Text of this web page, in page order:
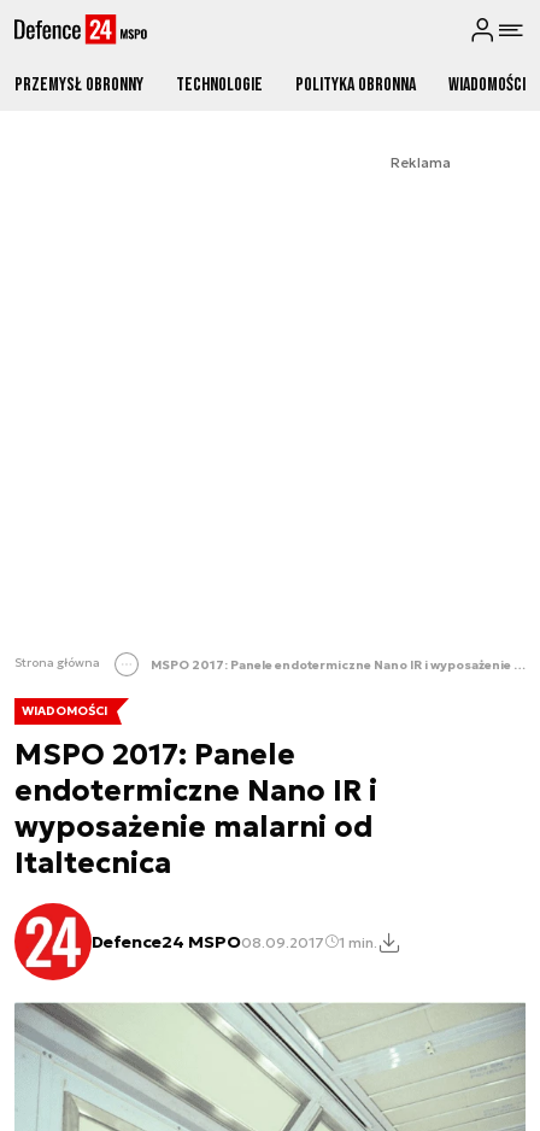
Przemysł obronny Technologie Polityka obronna Wiadomości
Reklama
Strona główna MSPO 2017: Panele endotermiczne Nano IR i wyposażenie malarni od Italtecnica
WIADOMOŚCI
MSPO 2017: Panele
endotermiczne Nano IR i
wyposażenie malarni od
Italtecnica
Defence24 MSPO08.09.2017 1 min.